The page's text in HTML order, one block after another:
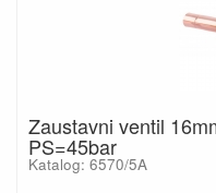
Zaustavni ventil
PS=45bar
Katalog: 6570/5A